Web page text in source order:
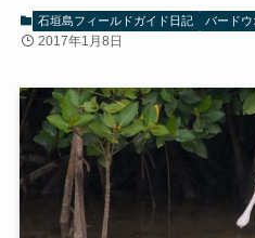
石垣島フィールドガイド日記 バード
2017年1月8日